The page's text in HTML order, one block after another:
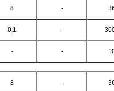
8 -
0,1 -
- -
8 -